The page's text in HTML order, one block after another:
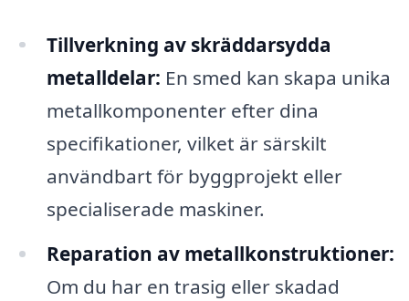
Tillverkning av skräddarsydda
metalldelar: En smed kan skapa unika
metallkomponenter efter dina
specifikationer, vilket är särskilt
användbart för byggprojekt eller
specialiserade maskiner.
Reparation av metallkonstruktioner:
Om du har en trasig eller skadad